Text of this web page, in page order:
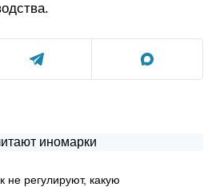
не регулируют, какую